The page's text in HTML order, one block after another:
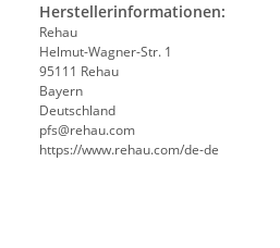
Herstellerinformationen:
Rehau
Helmut-Wagner-Str. 1
95111 Rehau
Bayern
Deutschland
pfs@rehau.com
https://www.rehau.com/de-de